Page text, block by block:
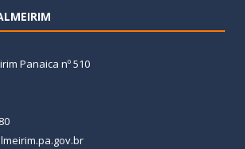
Panaica nº 510